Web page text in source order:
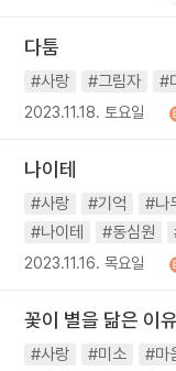
다툼
#사랑 #그림자 #
2023.11.18. 토요일
나이테
#사랑 #기억 #나
#나이테
#동심원
2023.11.16. 목요일
꽃이 별을 닮은 이유
#사랑 #미소 #마